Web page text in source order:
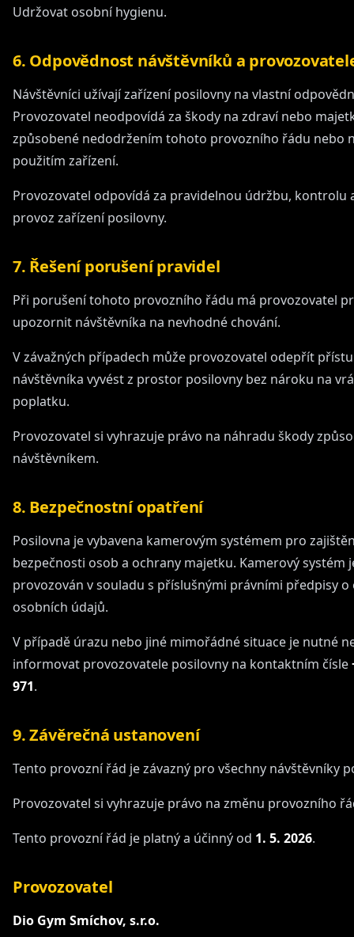
Udržovat osobní hygienu.
6. Odpovědnost návštěvníků a
Návštěvníci užívají zařízení posilovny na vlastní
Provozovatel neodpovídá za škody na zdraví nebo
způsobené nedodržením tohoto provozního řádu nebo
použitím zařízení.
Provozovatel odpovídá za pravidelnou údržbu, kontrolu
provoz zařízení posilovny.
7. Řešení porušení pravidel
Při porušení tohoto provozního řádu má provozovatel
upozornit návštěvníka na nevhodné chování.
V závažných případech může provozovatel odepřít
návštěvníka vyvést z prostor posilovny bez nároku na
poplatku.
Provozovatel si vyhrazuje právo na náhradu škody
návštěvníkem.
8. Bezpečnostní opatření
Posilovna je vybavena kamerovým systémem pro
bezpečnosti osob a ochrany majetku. Kamerový systém
provozován v souladu s příslušnými právními předpisy o
osobních údajů.
V případě úrazu nebo jiné mimořádné situace je nutné
informovat provozovatele posilovny na kontaktním čísle
971.
9. Závěrečná ustanovení
Tento provozní řád je závazný pro všechny návštěvníky
Provozovatel si vyhrazuje právo na změnu provozního
Tento provozní řád je platný a účinný od 1. 5. 2026.
Provozovatel
Dio Gym Smíchov, s.r.o.